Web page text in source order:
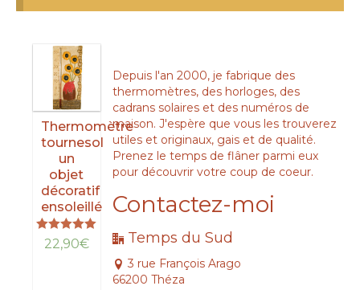
Thermomètre
tournesol
un
objet
décoratif
ensoleillé
Note
5.00
22,90€
Depuis l'an 2000, je fabrique des
thermomètres, des horloges, des
cadrans solaires et des numéros de
maison. J'espère que vous les trouverez
utiles et originaux, gais et de qualité.
Prenez le temps de flâner parmi eux
pour découvrir votre coup de coeur.
Contactez-moi
Temps du Sud
3 rue François Arago
66200 Théza